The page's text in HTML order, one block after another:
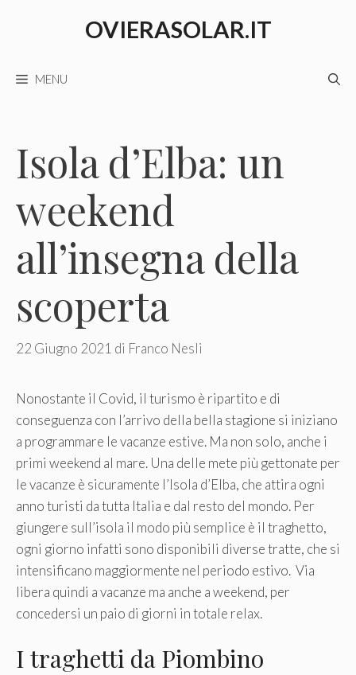
OVIERASOLAR.IT
MENU
Isola d’Elba: un
weekend
all’insegna della
scoperta
22 Giugno 2021 di Franco Nesli
Nonostante il Covid, il turismo è ripartito e di
conseguenza con l’arrivo della bella stagione si iniziano
a programmare le vacanze estive. Ma non solo, anche i
primi weekend al mare. Una delle mete più gettonate per
le vacanze è sicuramente l’Isola d’Elba, che attira ogni
anno turisti da tutta Italia e dal resto del mondo. Per
giungere sull’isola il modo più semplice è il traghetto,
ogni giorno infatti sono disponibili diverse tratte, che si
intensificano maggiormente nel periodo estivo. Via
libera quindi a vacanze ma anche a weekend, per
concedersi un paio di giorni in totale relax.
I traghetti da Piombino